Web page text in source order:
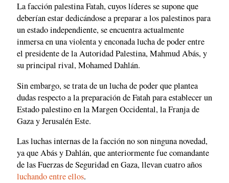
La facción palestina Fatah, cuyos líderes se supone que
deberían estar dedicándose a preparar a los palestinos para
un estado independiente, se encuentra actualmente
inmersa en una violenta y enconada lucha de poder entre
el presidente de la Autoridad Palestina, Mahmud Abás, y
su principal rival, Mohamed Dahlán.
Sin embargo, se trata de un lucha de poder que plantea
dudas respecto a la preparación de Fatah para establecer un
Estado palestino en la Margen Occidental, la Franja de
Gaza y Jerusalén Este.
Las luchas internas de la facción no son ninguna novedad,
ya que Abás y Dahlán, que anteriormente fue comandante
de las Fuerzas de Seguridad en Gaza, llevan cuatro años
luchando entre ellos.